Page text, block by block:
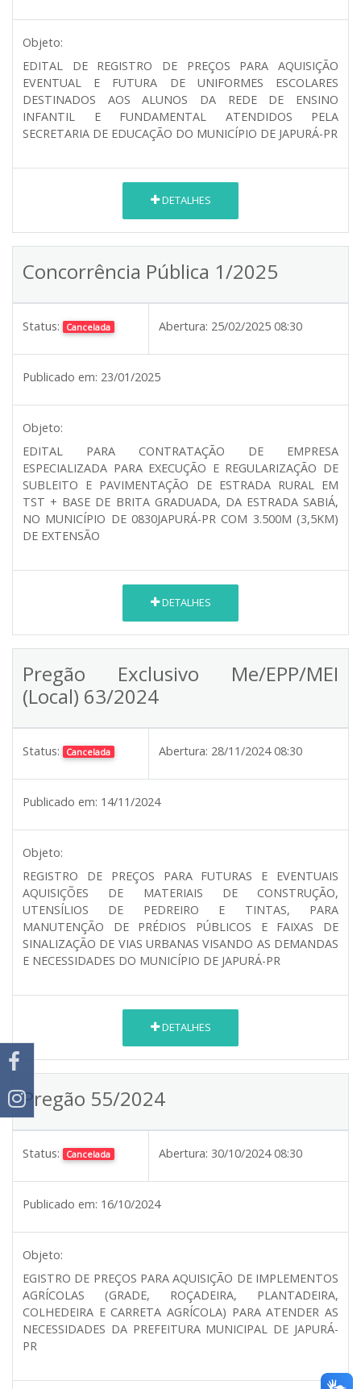
Objeto:
EDITAL DE REGISTRO DE PREÇOS PARA AQUISIÇÃO
EVENTUAL E FUTURA DE UNIFORMES ESCOLARES
DESTINADOS AOS ALUNOS DA REDE DE ENSINO
INFANTIL E FUNDAMENTAL ATENDIDOS PELA
SECRETARIA DE EDUCAÇÃO DO MUNICÍPIO DE JAPURÁ-PR
DETALHES
Concorrência Pública 1/2025
Status: Cancelada Abertura: 25/02/2025 08:30
Publicado em: 23/01/2025
Objeto:
EDITAL PARA CONTRATAÇÃO DE EMPRESA
ESPECIALIZADA PARA EXECUÇÃO E REGULARIZAÇÃO DE
SUBLEITO E PAVIMENTAÇÃO DE ESTRADA RURAL EM
TST + BASE DE BRITA GRADUADA, DA ESTRADA SABIÁ,
NO MUNICÍPIO DE 0830JAPURÁ-PR COM 3.500M (3,5KM)
DE EXTENSÃO
DETALHES
Pregão Exclusivo Me/EPP/MEI
(Local) 63/2024
Status: Cancelada Abertura: 28/11/2024 08:30
Publicado em: 14/11/2024
Objeto:
REGISTRO DE PREÇOS PARA FUTURAS E EVENTUAIS
AQUISIÇÕES DE MATERIAIS DE CONSTRUÇÃO,
UTENSÍLIOS DE PEDREIRO E TINTAS, PARA
MANUTENÇÃO DE PRÉDIOS PÚBLICOS E FAIXAS DE
SINALIZAÇÃO DE VIAS URBANAS VISANDO AS DEMANDAS
E NECESSIDADES DO MUNICÍPIO DE JAPURÁ-PR
DETALHES
Pregão 55/2024
Status: Cancelada Abertura: 30/10/2024 08:30
Publicado em: 16/10/2024
Objeto:
EGISTRO DE PREÇOS PARA AQUISIÇÃO DE IMPLEMENTOS
AGRÍCOLAS (GRADE, ROÇADEIRA, PLANTADEIRA,
COLHEDEIRA E CARRETA AGRÍCOLA) PARA ATENDER AS
NECESSIDADES DA PREFEITURA MUNICIPAL DE JAPURÁ-
PR